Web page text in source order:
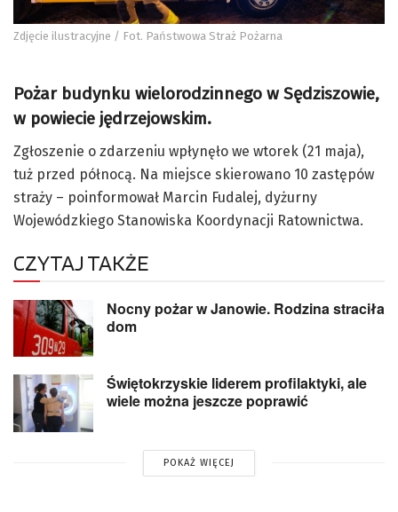
Zdjęcie ilustracyjne / Fot. Państwowa Straż Pożarna
Pożar budynku wielorodzinnego w Sędziszowie,
w powiecie jędrzejowskim.
Zgłoszenie o zdarzeniu wpłynęło we wtorek (21 maja),
tuż przed północą. Na miejsce skierowano 10 zastępów
straży – poinformował Marcin Fudalej, dyżurny
Wojewódzkiego Stanowiska Koordynacji Ratownictwa.
CZYTAJ TAKŻE
Nocny pożar w Janowie. Rodzina straciła
dom
Świętokrzyskie liderem profilaktyki, ale
wiele można jeszcze poprawić
POKAŻ WIĘCEJ